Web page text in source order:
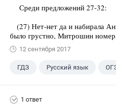
Среди предложений 27-32:
(27) Нет-нет да и набирала
было грустно, Митрошин
12 сентября 2017
ГДЗ Русский язык
1 ответ